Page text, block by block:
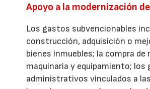
Apoyo a la modernización
Los gastos subvencionables
construcción, adquisición o
bienes inmuebles; la compra de
maquinaria y equipamiento; los
administrativos vinculados a las